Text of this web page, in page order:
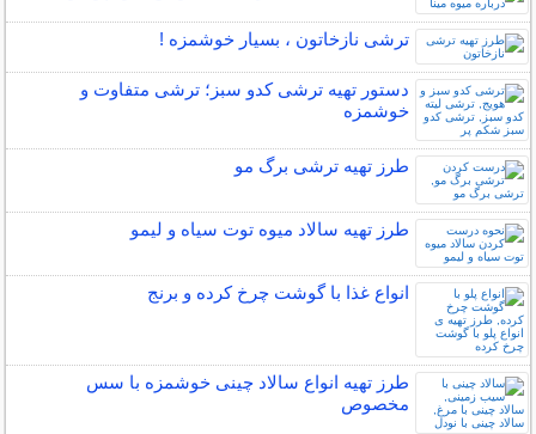
ترشی نازخاتون ، بسیار خوشمزه !
دستور تهیه ترشی کدو سبز؛ ترشی متفاوت و
خوشمزه
طرز تهیه ترشی برگ مو
طرز تهیه سالاد میوه توت سیاه و لیمو
انواع غذا با گوشت چرخ کرده و برنج
طرز تهیه انواع سالاد چینی خوشمزه با سس
مخصوص